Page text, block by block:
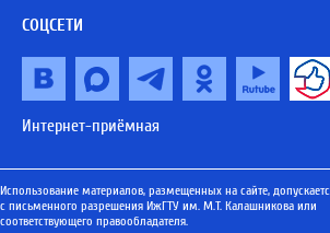
СОЦСЕТИ
Интернет-приёмная
Использование материалов, размещенных на сайте,
с письменного разрешения ИжГТУ им. М.Т. Калашникова или
соответствующего правообладателя.